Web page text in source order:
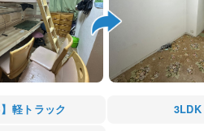
】軽トラック 3LDK